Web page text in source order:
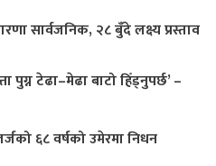
सार्वजनिक, २८ बुँदे लक्ष्य प्रस्ताव
पुग्न टेढा–मेढा बाटो हिँड्नुपर्छ’ –
६८ वर्षको उमेरमा निधन